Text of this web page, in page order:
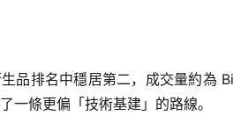
品排名中穩居第二，成交量約為
一條更偏「技術基建」的路線。